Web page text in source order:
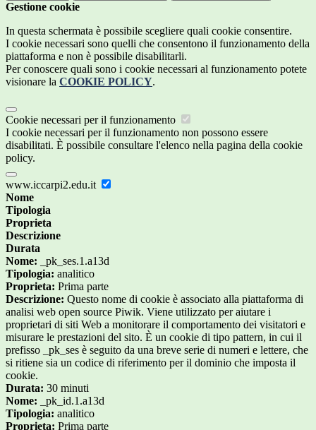
Gestione cookie
In questa schermata è possibile scegliere quali cookie consentire.
I cookie necessari sono quelli che consentono il funzionamento della
piattaforma e non è possibile disabilitarli.
Per conoscere quali sono i cookie necessari al funzionamento potete
visionare la COOKIE POLICY.
Cookie necessari per il funzionamento
I cookie necessari per il funzionamento non possono essere
disabilitati. È possibile consultare l'elenco nella pagina della cookie
policy.
www.iccarpi2.edu.it
Nome
Tipologia
Proprieta
Descrizione
Durata
Nome: _pk_ses.1.a13d
Tipologia: analitico
Proprieta: Prima parte
Descrizione: Questo nome di cookie è associato alla piattaforma di
analisi web open source Piwik. Viene utilizzato per aiutare i
proprietari di siti Web a monitorare il comportamento dei visitatori e
misurare le prestazioni del sito. È un cookie di tipo pattern, in cui il
prefisso _pk_ses è seguito da una breve serie di numeri e lettere, che
si ritiene sia un codice di riferimento per il dominio che imposta il
cookie.
Durata: 30 minuti
Nome: _pk_id.1.a13d
Tipologia: analitico
Proprieta: Prima parte